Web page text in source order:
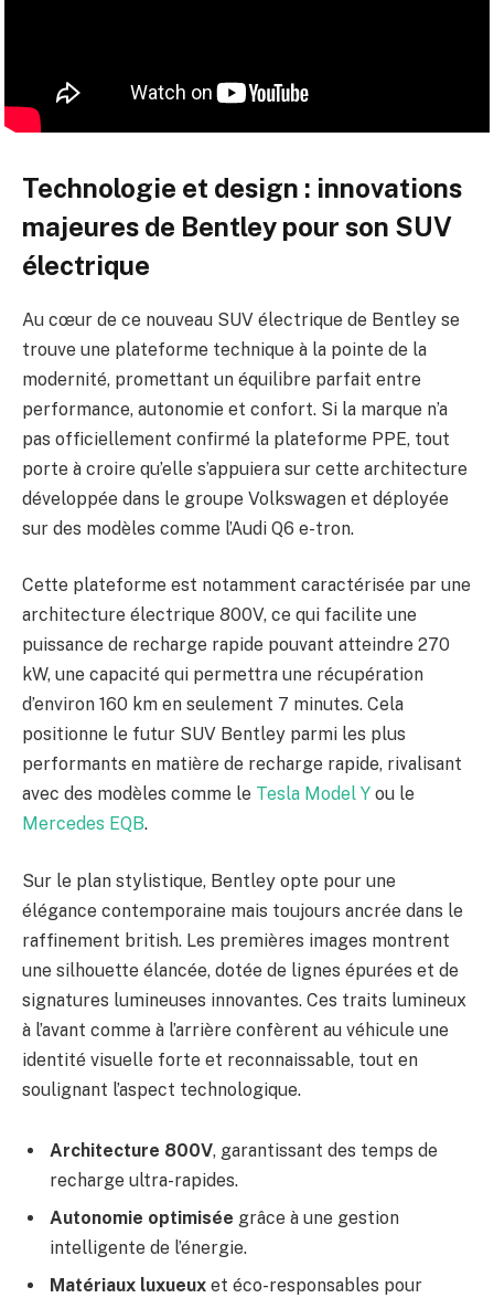
Technologie et design : innovations
majeures de Bentley pour son SUV
électrique
Au cœur de ce nouveau SUV électrique de Bentley se
trouve une plateforme technique à la pointe de la
modernité, promettant un équilibre parfait entre
performance, autonomie et confort. Si la marque n’a
pas officiellement confirmé la plateforme PPE, tout
porte à croire qu’elle s’appuiera sur cette architecture
développée dans le groupe Volkswagen et déployée
sur des modèles comme l’Audi Q6 e-tron.
Cette plateforme est notamment caractérisée par une
architecture électrique 800V, ce qui facilite une
puissance de recharge rapide pouvant atteindre 270
kW, une capacité qui permettra une récupération
d’environ 160 km en seulement 7 minutes. Cela
positionne le futur SUV Bentley parmi les plus
performants en matière de recharge rapide, rivalisant
avec des modèles comme le Tesla Model Y ou le
Mercedes EQB.
Sur le plan stylistique, Bentley opte pour une
élégance contemporaine mais toujours ancrée dans le
raffinement british. Les premières images montrent
une silhouette élancée, dotée de lignes épurées et de
signatures lumineuses innovantes. Ces traits lumineux
à l’avant comme à l’arrière confèrent au véhicule une
identité visuelle forte et reconnaissable, tout en
soulignant l’aspect technologique.
Architecture 800V, garantissant des temps de
recharge ultra-rapides.
Autonomie optimisée grâce à une gestion
intelligente de l’énergie.
Matériaux luxueux et éco-responsables pour